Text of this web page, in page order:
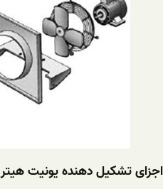
اجزای تشکیل دهنده یونیت هیتر